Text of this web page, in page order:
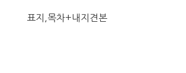
표지,목차+내지견본